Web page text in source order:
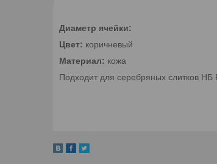
Диаметр ячейки:
Цвет: коричневый
Материал: кожа
Подходит для серебряных слитков НБ